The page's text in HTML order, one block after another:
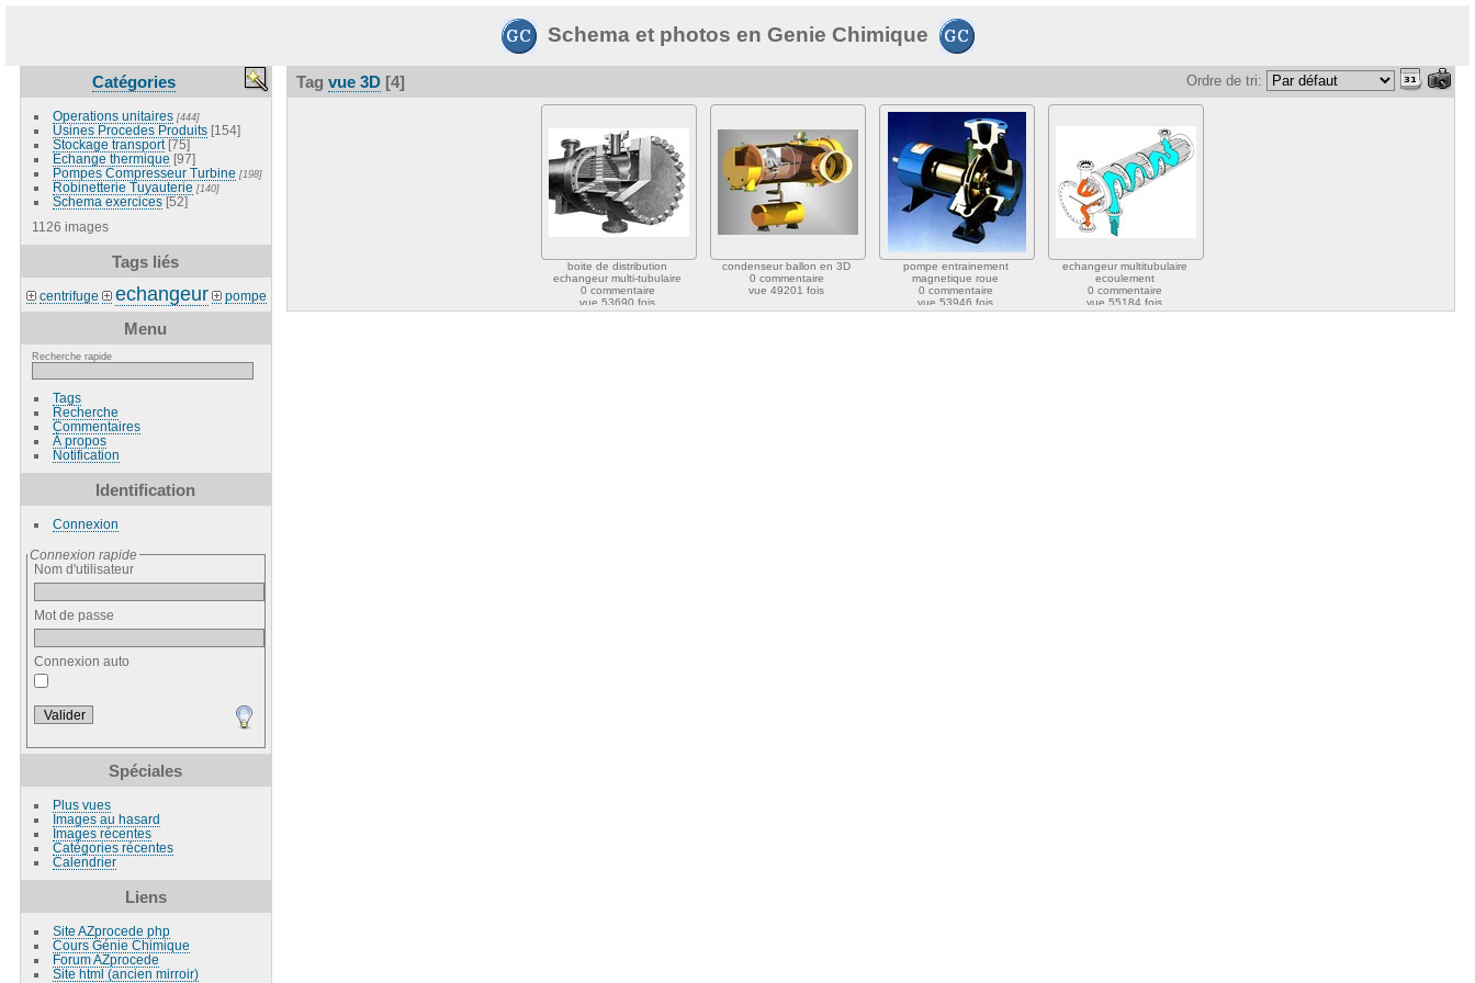
Schema et photos en Genie Chimique
Catégories
Operations unitaires [444]
Usines Procedes Produits [154]
Stockage transport [75]
Echange thermique [97]
Pompes Compresseur Turbine [198]
Robinetterie Tuyauterie [140]
Schema exercices [52]
1126 images
Tags liés
centrifuge echangeur pompe
Menu
Recherche rapide
Tags
Recherche
Commentaires
À propos
Notification
Identification
Connexion
Connexion rapide
Nom d'utilisateur
Mot de passe
Connexion auto
Spéciales
Plus vues
Images au hasard
Images récentes
Catégories récentes
Calendrier
Liens
Site AZprocede php
Cours Génie Chimique
Forum AZprocede
Site html (ancien mirroir)
Ordre de tri:
Tag vue 3D[4]
boite de distribution
echangeur multi-tubulaire
0 commentaire
vue 53690 fois
condenseur ballon en 3D
0 commentaire
vue 49201 fois
pompe entrainement
magnetique roue
0 commentaire
vue 53946 fois
echangeur multitubulaire
ecoulement
0 commentaire
vue 55184 fois